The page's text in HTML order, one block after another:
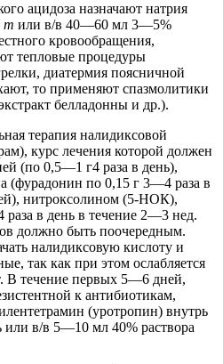
ацидоза назначают натрия
т или в/в 40—60 мл 3—5%
кровообращения,
тепловые процедуры
диатермия поясничной
то применяют спазмолитики
белладонны и др.).
терапия налидиксовой
курс лечения которой должен
(по 0,5—1 г4 раза в день),
(фурадонин по 0,15 г 3—4 раза в
нитроксолином (5-НОК),
в день в течение 2—3 нед.
должно быть поочередным.
налидиксовую кислоту и
так как при этом ослабляется
В течение первых 5—6 дней,
к антибиотикам,
(уротропин) внутрь
в/в 5—10 мл 40% раствора